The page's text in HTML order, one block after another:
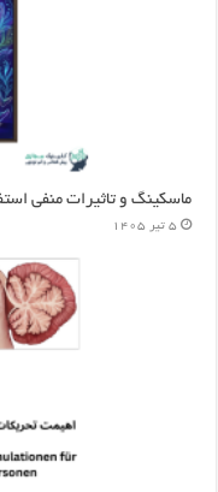
ماسکینگ و تاثیرات منفی
5 تیر 1405